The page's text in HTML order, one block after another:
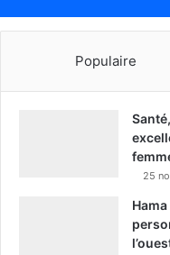
Populaire
25